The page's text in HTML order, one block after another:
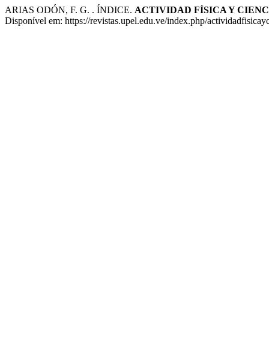
ARIAS ODÓN, F. G. . ÍNDICE. ACTIVIDAD FÍSICA Y
Disponível em: https://revistas.upel.edu.ve/index.php/